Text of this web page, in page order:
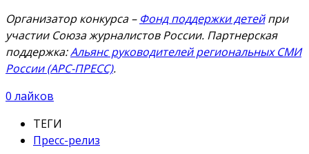
Организатор конкурса – Фонд поддержки детейпри
участии Союза журналистов России. Партнерская
поддержка:Альянс руководителей региональных СМИ
России (АРС-ПРЕСС).
0 лайков
ТЕГИ
Пресс-релиз